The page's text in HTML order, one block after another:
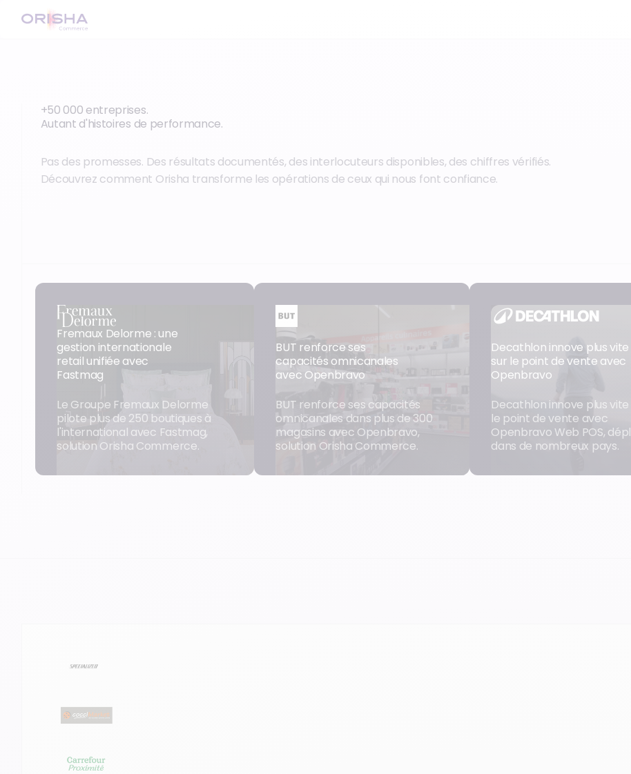
+50 000 entreprises.
Autant d'histoires de performance.
Pas des promesses. Des résultats documentés, des interlocuteurs disponibles, des chiffres vérifiés.
Découvrez comment Orisha transforme les opérations de ceux qui nous font confiance.
Fremaux Delorme : une
gestion internationale
retail unifiée avec
Fastmag
Le Groupe Fremaux Delorme
pilote plus de 250 boutiques à
l'international avec Fastmag,
solution Orisha Commerce.
BUT renforce ses
capacités omnicanales
avec Openbravo
BUT renforce ses capacités
omnicanales dans plus de 300
magasins avec Openbravo,
solution Orisha Commerce.
Decathlon innove plus vite
sur le point de vente avec
Openbravo
Decathlon innove plus vite
le point de vente avec
Openbravo Web POS,
dans de nombreux pays.